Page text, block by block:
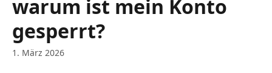
warum ist mein Konto
gesperrt?
1. März 2026